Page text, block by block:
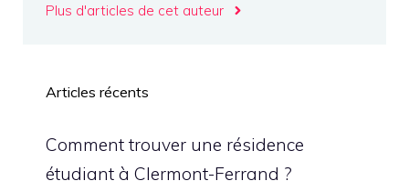
Plus d'articles de cet auteur
Articles récents
Comment trouver une résidence
étudiant à Clermont-Ferrand ?